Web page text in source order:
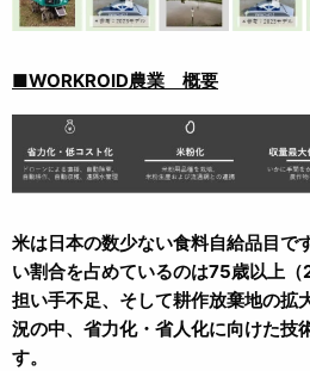
■WORKROID農業 概要
米は日本の数少ない食料自給品目で
い割合を占めているのは75歳以上
担い手不足、そして耕作放棄地の拡
況の中、省力化・省人化に向けた技
す。